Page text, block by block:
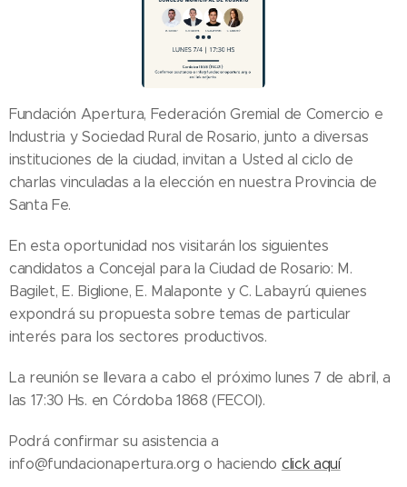
Fundación Apertura, Federación Gremial de Comercio e
Industria y Sociedad Rural de Rosario, junto a diversas
instituciones de la ciudad, invitan a Usted al ciclo de
charlas vinculadas a la elección en nuestra Provincia de
Santa Fe.
En esta oportunidad nos visitarán los siguientes
candidatos a Concejal para la Ciudad de Rosario: M.
Bagilet, E. Biglione, E. Malaponte y C. Labayrú quienes
expondrá su propuesta sobre temas de particular
interés para los sectores productivos.
La reunión se llevara a cabo el próximo lunes 7 de abril, a
las 17:30 Hs. en Córdoba 1868 (FECOI).
Podrá confirmar su asistencia a
info@fundacionapertura.org o haciendo click aquí